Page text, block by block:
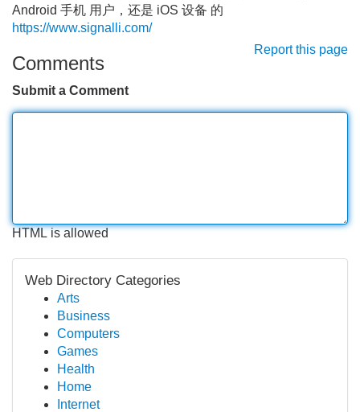
Android 手机 用户，还是 iOS 设备 的
https://www.signalli.com/
Report this page
Comments
Submit a Comment
HTML is allowed
Web Directory Categories
Arts
Business
Computers
Games
Health
Home
Internet